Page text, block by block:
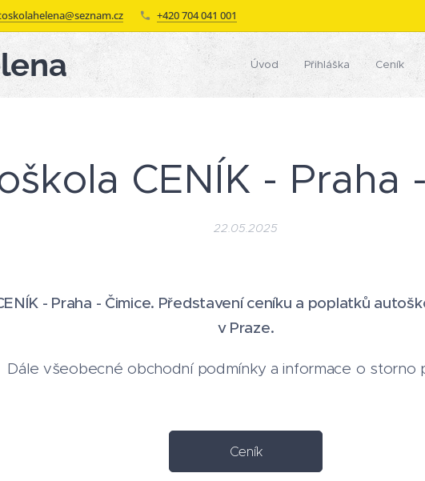
+420 704 041 001
Úvod Přihláška Ceník
CENÍK - Praha
22.05.2025
- Praha - Čimice. Představení ceníku a poplatků
v Praze.
Dále všeobecné obchodní podmínky a informace o storno
Ceník